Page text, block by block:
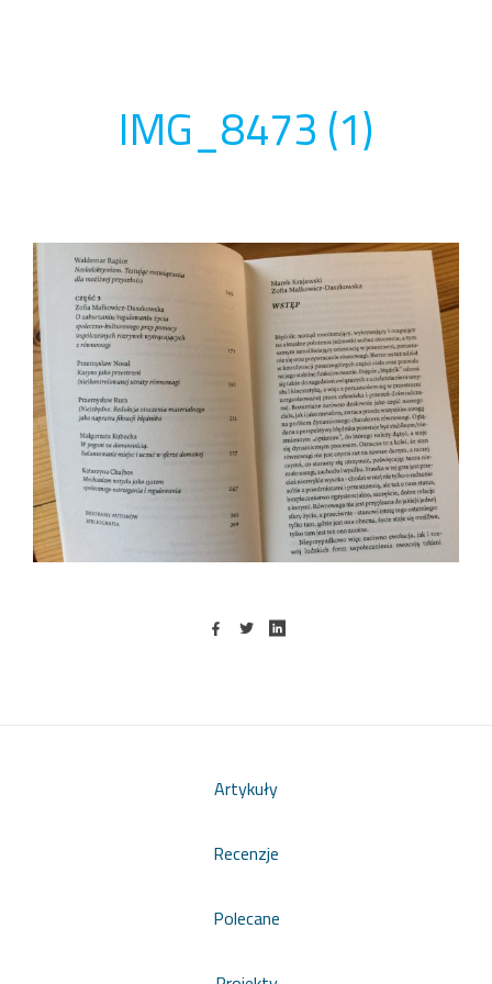
IMG_8473 (1)
Artykuły
Recenzje
Polecane